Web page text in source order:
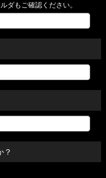
ダもご確認ください。
？